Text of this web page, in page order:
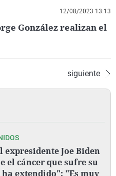
12/08/2023 13:13
González realizan el
siguiente
expresidente Joe Biden
el cáncer que sufre su
ha extendido": "Es muy